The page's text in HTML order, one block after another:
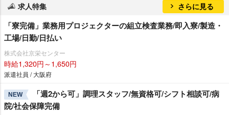
求人特集 さらに見る
「寮完備」業務用プロジェクターの組立検査業務/即入寮/製造・
工場/日勤/日払い
株式会社京栄センター
時給1,320円～1,650円
派遣社員 / 大阪府
NEW
「週2から可」調理スタッフ/無資格可/シフト相談可/病
院/社会保障完備